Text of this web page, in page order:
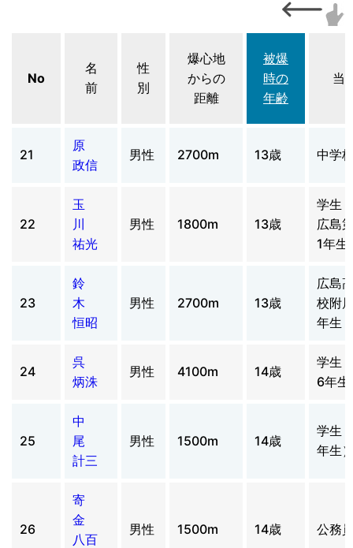
No
名
前
性
別
爆心地
からの
距離
被爆
時の
年齢
当
21
原
政信
男性 2700m 13歳 中学
22
玉
川
祐光
男性 1800m 13歳
学生
広島
1年生
23
鈴
木
恒昭
男性 2700m 13歳
広島
校附
年生
24
呉
炳洙
男性 4100m 14歳
学生
6年生
25
中
尾
計三
男性 1500m 14歳
学生
年生
26
寄
金
八百
男性 1500m 14歳 公務